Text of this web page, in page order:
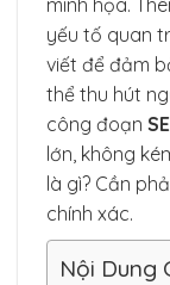
yếu tố quan
viết để đảm
thể thu hút
công đoạn
lớn, không
là gì? Cần
chính xác.
Nội Dung